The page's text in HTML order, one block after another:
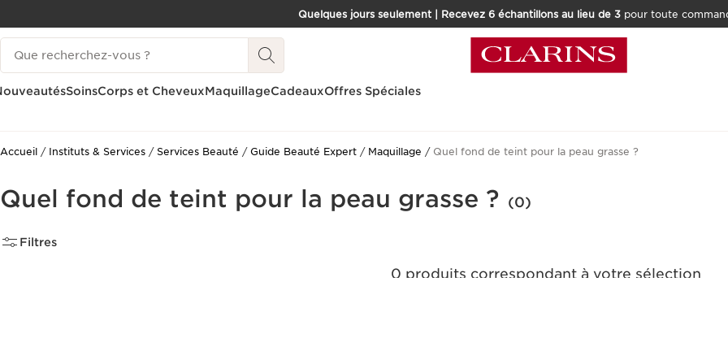
ALLER AU CONTENU
CONSULTER LE PIED DE PAGE
Quelques jours seulement | Recevez 6 échantillons au lieu de 3pour toute
Historique des recherches
SoinsCorps et CheveuxMaquillageCadeauxOffres Spéciales
Accueil Instituts & Services Services Beauté Guide Beauté Expert Maquillage Quel fond de teint pour la peau grasse ?
Quel fond de teint pour la peau grasse ? (0)
Filtres
0 produits correspondant à votre sélection